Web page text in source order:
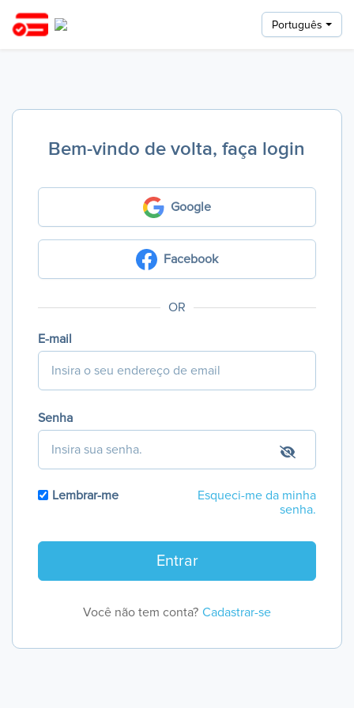
Português
Bem-vindo de volta, faça login
Google
Facebook
OR
E-mail
Senha
Lembrar-me
Esqueci-me da minha
senha.
Você não tem conta? Cadastrar-se